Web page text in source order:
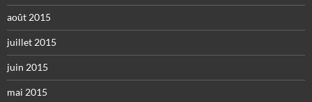
août 2015
juillet 2015
juin 2015
mai 2015